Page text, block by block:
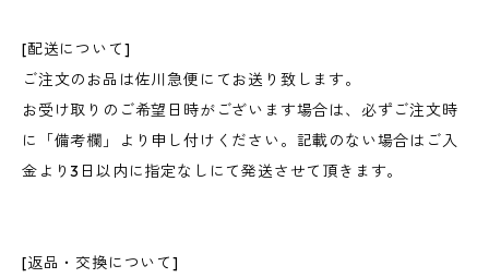
[配送について]
ご注文のお品は佐川急便にてお送り致します。
お受け取りのご希望日時がございます場合は、必ずご注文時
に「備考欄」より申し付けください。記載のない場合はご入
金より3日以内に指定なしにて発送させて頂きます。
[返品・交換について]